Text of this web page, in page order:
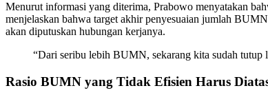
Menurut informasi yang diterima, Prabowo menyatakan
menjelaskan bahwa target akhir penyesuaian jumlah
akan diputuskan hubungan kerjanya.
“Dari seribu lebih BUMN, sekarang kita sudah
Rasio BUMN yang Tidak Efisien Harus